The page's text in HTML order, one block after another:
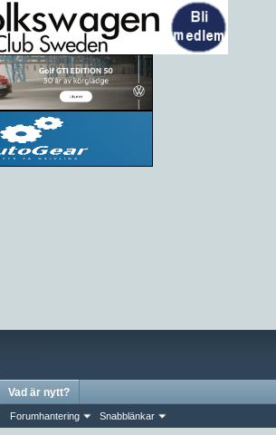
Forumhantering Snabblänkar
Vad är nytt?